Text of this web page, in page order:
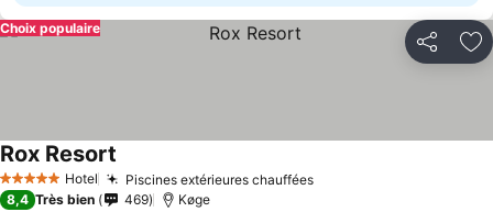
Partager
Choix populaire
5 Étoiles Hotel Piscines extérieures chaufféesConsulter les prix
Rox Resort
8,4 Très bien 469 Køge